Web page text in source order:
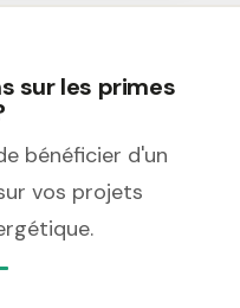
sur les primes
bénéficier d'un
vos projets